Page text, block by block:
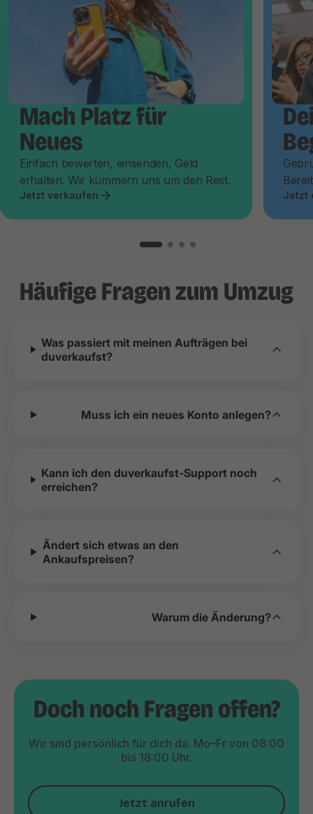
Mach Platz für
Neues
Einfach bewerten, einsenden, Geld
erhalten. Wir kümmern uns um den Rest.
Jetzt verkaufen Jetzt
Häufige Fragen zum Umzug
Was passiert mit meinen Aufträgen bei
duverkaufst?
Muss ich ein neues Konto anlegen?
Kann ich den duverkaufst-Support noch
erreichen?
Ändert sich etwas an den
Ankaufspreisen?
Warum die Änderung?
Doch noch Fragen offen?
Wir sind persönlich für dich da. Mo–Fr von 08:00
bis 18:00 Uhr.
Jetzt anrufen